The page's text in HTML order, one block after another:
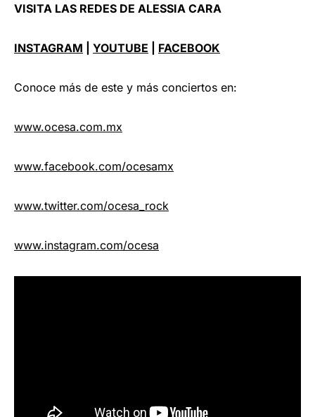
VISITA LAS REDES DE ALESSIA CARA
INSTAGRAM YOUTUBE FACEBOOK
Conoce más de este y más conciertos en:
www.ocesa.com.mx
www.facebook.com/ocesamx
www.twitter.com/ocesa_rock
www.instagram.com/ocesa